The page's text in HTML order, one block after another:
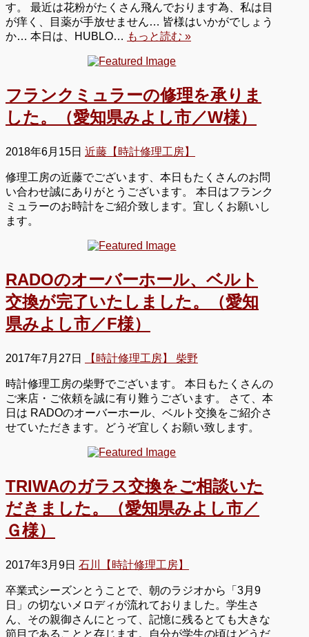
す。 最近は花粉がたくさん飛んでおります為、私は目
が痒く、目薬が手放せません… 皆様はいかがでしょう
か… 本日は、HUBLO… もっと読む »
フランクミュラーの修理を承りま
した。（愛知県みよし市／W様）
2018年6月15日 近藤【時計修理工房】
修理工房の近藤でございます、本日もたくさんのお問
い合わせ誠にありがとうございます。 本日はフランク
ミュラーのお時計をご紹介致します。宜しくお願いし
ます。
RADOのオーバーホール、ベルト
交換が完了いたしました。（愛知
県みよし市／F様）
2017年7月27日 【時計修理工房】 柴野
時計修理工房の柴野でございます。 本日もたくさんの
ご来店・ご依頼を誠に有り難うございます。 さて、本
日は RADOのオーバーホール、ベルト交換をご紹介さ
せていただきます。どうぞ宜しくお願い致します。
TRIWAのガラス交換をご相談いた
だきました。（愛知県みよし市／
Ｇ様）
2017年3月9日 石川【時計修理工房】
卒業式シーズンとうことで、朝のラジオから「3月9
日」の切ないメロディが流れておりました。学生さ
ん、その親御さんにとって、記憶に残るとても大きな
節目であることと存じます。自分が学生の頃はどうだ